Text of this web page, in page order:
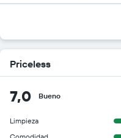
Priceless
7,0 Bueno
Limpieza